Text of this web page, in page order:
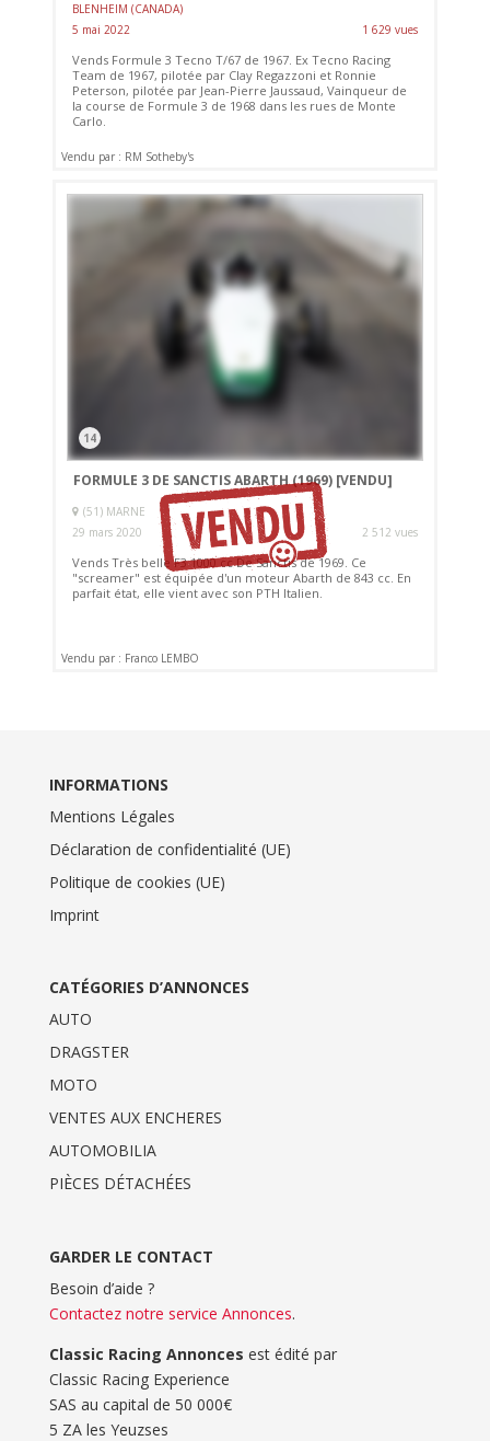
BLENHEIM (CANADA)
5 mai 2022
1 629 vues
Vends Formule 3 Tecno T/67 de 1967. Ex Tecno Racing
Team de 1967, pilotée par Clay Regazzoni et Ronnie
Peterson, pilotée par Jean-Pierre Jaussaud, Vainqueur de
la course de Formule 3 de 1968 dans les rues de Monte
Carlo.
Vendu par : RM Sotheby's
14
FORMULE 3 DE SANCTIS ABARTH (1969) [VENDU]
(51) MARNE
29 mars 2020
2 512 vues
Vends Très belle F3 1000 cc De Sanctis de 1969. Ce
"screamer" est équipée d'un moteur Abarth de 843 cc. En
parfait état, elle vient avec son PTH Italien.
Vendu par : Franco LEMBO
INFORMATIONS
Mentions Légales
Déclaration de confidentialité (UE)
Politique de cookies (UE)
Imprint
CATÉGORIES D’ANNONCES
AUTO
DRAGSTER
MOTO
VENTES AUX ENCHERES
AUTOMOBILIA
PIÈCES DÉTACHÉES
GARDER LE CONTACT
Besoin d’aide ?
Contactez notre service Annonces.
Classic Racing Annonces est édité par
Classic Racing Experience
SAS au capital de 50 000€
5 ZA les Yeuzses